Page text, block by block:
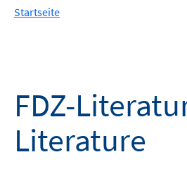
Startseite
FDZ-
Literature